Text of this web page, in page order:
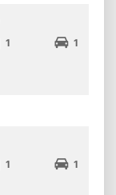
1 1
1 1